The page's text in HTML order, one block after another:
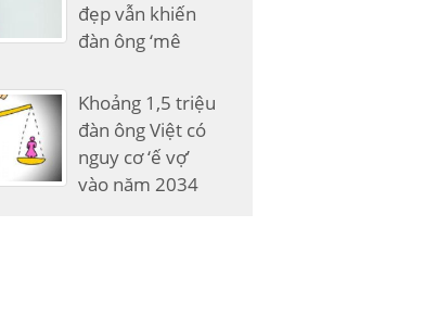
đẹp vẫn khiến
đàn ông ‘mê
Khoảng 1,5 triệu
đàn ông Việt có
nguy cơ ‘ế vợ’
vào năm 2034